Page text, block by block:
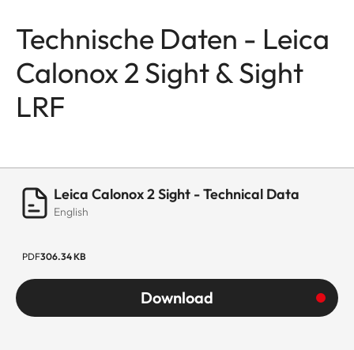
Technische Daten - Leica
Calonox 2 Sight & Sight
LRF
Leica Calonox 2 Sight - Technical Data
English
PDF306.34 KB
Download